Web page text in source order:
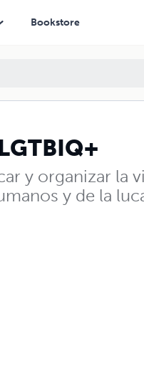
Bookstore
y organizar la
y de la